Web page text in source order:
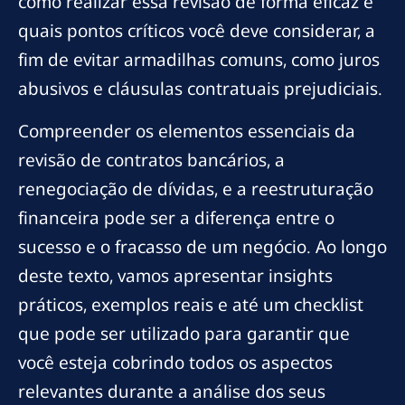
quais pontos críticos você deve considerar, a
fim de evitar armadilhas comuns, como juros
abusivos e cláusulas contratuais prejudiciais.
Compreender os elementos essenciais da
revisão de contratos bancários, a
renegociação de dívidas, e a reestruturação
financeira pode ser a diferença entre o
sucesso e o fracasso de um negócio. Ao longo
deste texto, vamos apresentar insights
práticos, exemplos reais e até um checklist
que pode ser utilizado para garantir que
você esteja cobrindo todos os aspectos
relevantes durante a análise dos seus